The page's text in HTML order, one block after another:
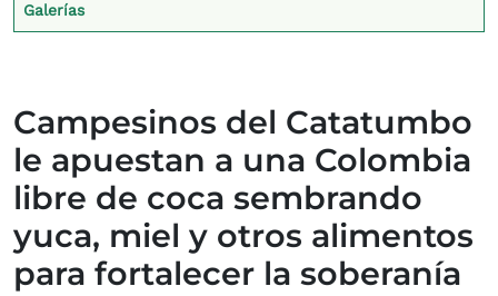
Galerías
Campesinos del Catatumbo
le apuestan a una Colombia
libre de coca sembrando
yuca, miel y otros alimentos
para fortalecer la soberanía